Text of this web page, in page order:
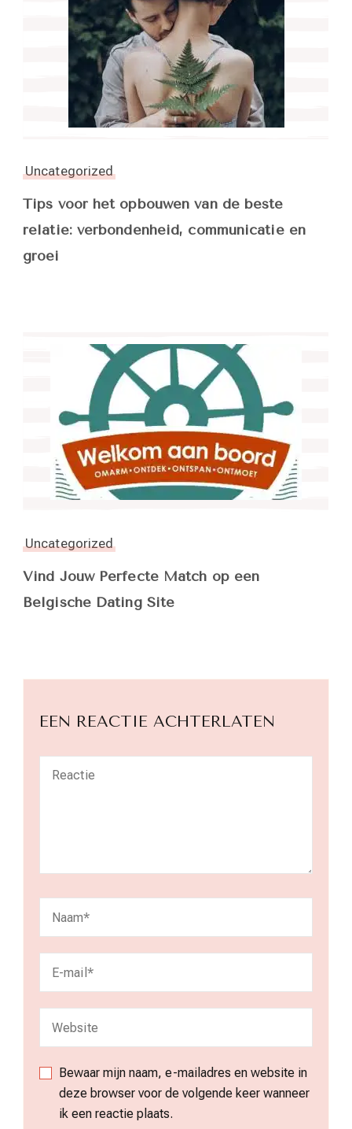
Uncategorized
Tips voor het opbouwen van de beste
relatie: verbondenheid, communicatie en
groei
Uncategorized
Vind Jouw Perfecte Match op een
Belgische Dating Site
EEN REACTIE ACHTERLATEN
Bewaar mijn naam, e-mailadres en website in
deze browser voor de volgende keer wanneer
ik een reactie plaats.